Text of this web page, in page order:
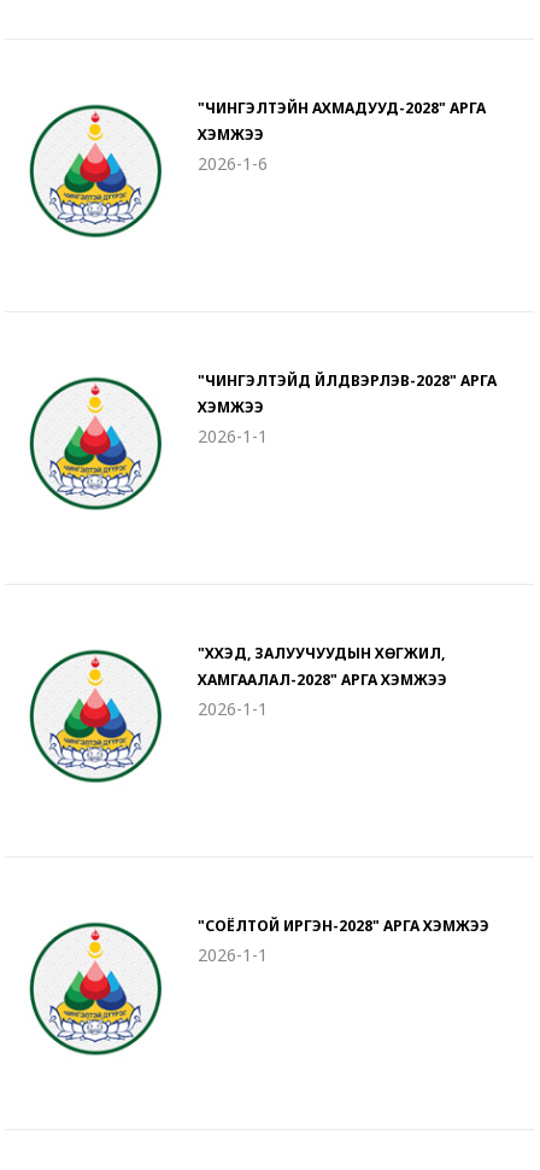
"ЧИНГЭЛТЭЙН АХМАДУУД-2028" АРГА
ХЭМЖЭЭ
2026-1-6
"ЧИНГЭЛТЭЙД ҮЙЛДВЭРЛЭВ-2028" АРГА
ХЭМЖЭЭ
2026-1-1
"ХҮҮХЭД, ЗАЛУУЧУУДЫН ХӨГЖИЛ,
ХАМГААЛАЛ-2028" АРГА ХЭМЖЭЭ
2026-1-1
"СОЁЛТОЙ ИРГЭН-2028" АРГА ХЭМЖЭЭ
2026-1-1